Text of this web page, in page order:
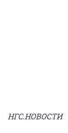
НГС.НОВОСТИ